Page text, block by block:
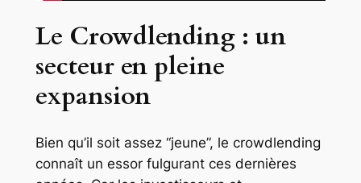
Le Crowdlending : un
secteur en pleine
expansion
Bien qu’il soit assez “jeune”, le crowdlending
connaît un essor fulgurant ces dernières